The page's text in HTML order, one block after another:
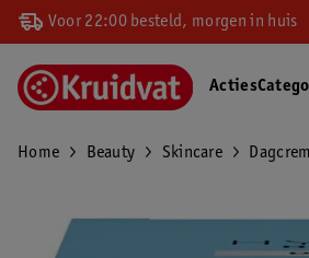
Voor 22:00 besteld, morgen in huis
Acties
Home Beauty Skincare